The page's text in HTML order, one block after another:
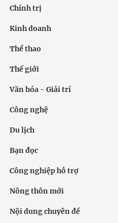
Chính trị
Kinh doanh
Thể thao
Thế giới
Văn hóa - Giải trí
Công nghệ
Du lịch
Bạn đọc
Công nghiệp hỗ trợ
Nông thôn mới
Nội dung chuyên đề